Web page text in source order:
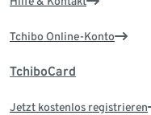
Tchibo Online-Konto
TchiboCard
Jetzt kostenlos registrieren